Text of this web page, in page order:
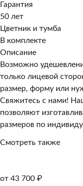
Гарантия
50 лет
Цветник и тумба
В комплекте
Описание
Возможно
только лицевой
размер, форму или
Свяжитесь с нами!
позволяют
размеров по
Смотреть также
от 43 700 ₽